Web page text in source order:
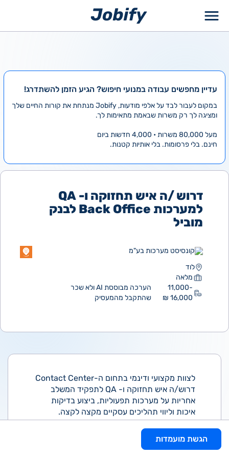
עדיין מחפשים עבודה במנועי חיפוש? הגיע הזמן להשתדרג!
במקום לעבור לבד על אלפי מודעות, Jobify מנתחת את קורות החיים שלך
ומציגה לך רק משרות שבאמת מתאימות לך.
מעל 80,000 משרות • 4,000 חדשות ביום
חינם. בלי פרסומות. בלי אותיות קטנות.
דרוש /ה איש תחזוקה ו- QA
למערכות Back Office לבנק
מוביל
קונסיסט מערכות בע"מ
לוד
מלאה
11,000-
16,000 ₪
הערכה מבוססת AI ולא שכר
שהתקבל מהמעסיק
לצוות מקצועי ודינמי בתחום ה-Contact Center
דרוש/ה איש תחזוקה ו- QA לתפקיד המשלב
אחריות על מערכות תפעוליות, ביצוע בדיקות
איכות וליווי תהליכים עסקיים מקצה לקצה.
מה בתפקיד?
הגשת מועמדות